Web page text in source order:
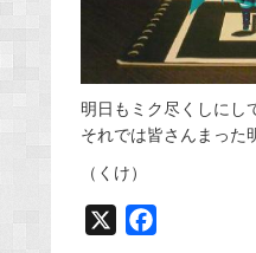
明日もミク尽くしにし
それでは皆さんまった
（くけ）